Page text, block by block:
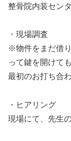
整骨院内装セン
・現場調査
※物件をまだ借
って鍵を開けて
最初のお打ち合
・ヒアリング
現場にて、先生